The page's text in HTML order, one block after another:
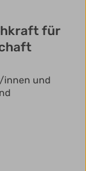
für
innen und